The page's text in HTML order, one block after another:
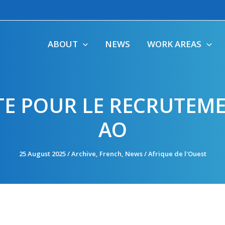
ABOUT NEWS WORK AREAS
POUR LE
AO
25 August 2025/Archive, French, News/Afrique de l'Ouest